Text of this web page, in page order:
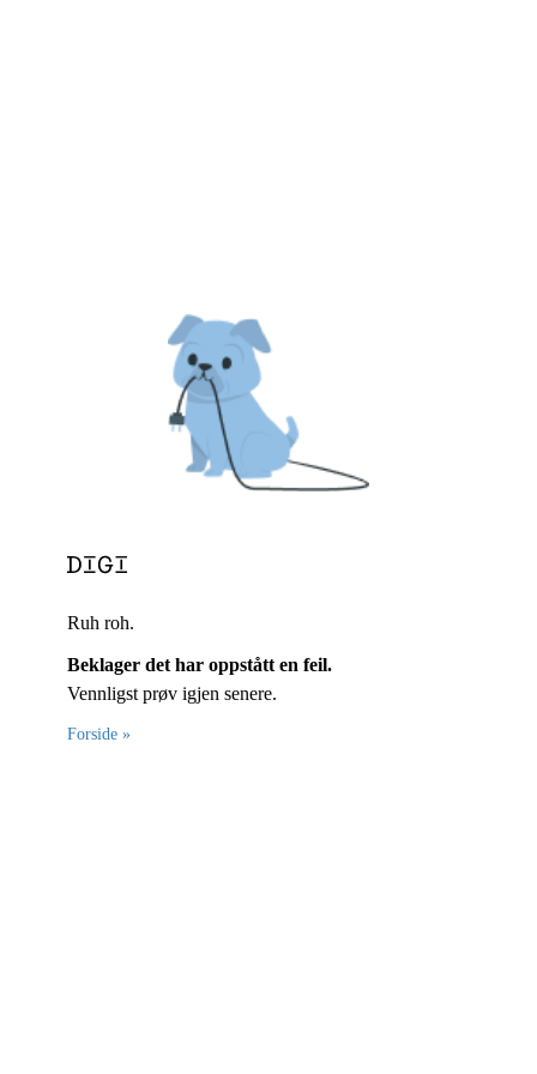
Ruh roh.
Beklager det har oppstått en feil.
Vennligst prøv igjen senere.
Forside »